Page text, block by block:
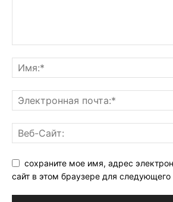
сохраните мое имя, адрес
сайт в этом браузере для